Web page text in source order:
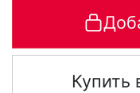
Купить